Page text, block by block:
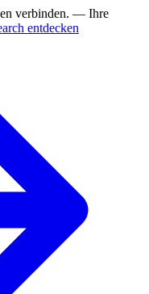
verbinden. — Ihre
entdecken